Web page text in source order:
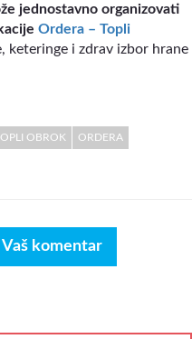
jednostavno organizovati
Ordera – Topli
keteringe i zdrav izbor hrane
OBROK ORDERA
komentar